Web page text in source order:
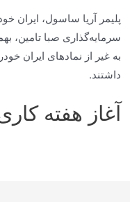
پلیمر آریا ساسول، ایران
سرمایه‌گذاری صبا تامین،
به غیر از نماد‌های ایران
داشتند.
آغاز هفته